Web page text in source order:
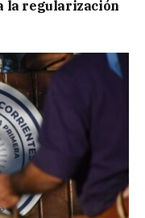
la regularización